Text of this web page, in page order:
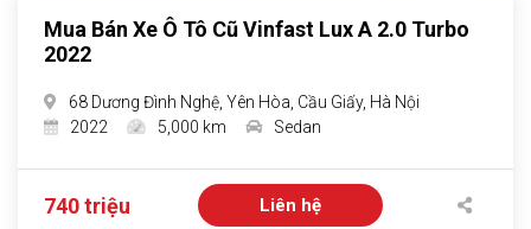
Mua Bán Xe Ô Tô Cũ Vinfast Lux A 2.0 Turbo
2022
68 Dương Đình Nghệ, Yên Hòa, Cầu Giấy, Hà Nội
2022
5,000 km Sedan
740 triệu Liên hệ